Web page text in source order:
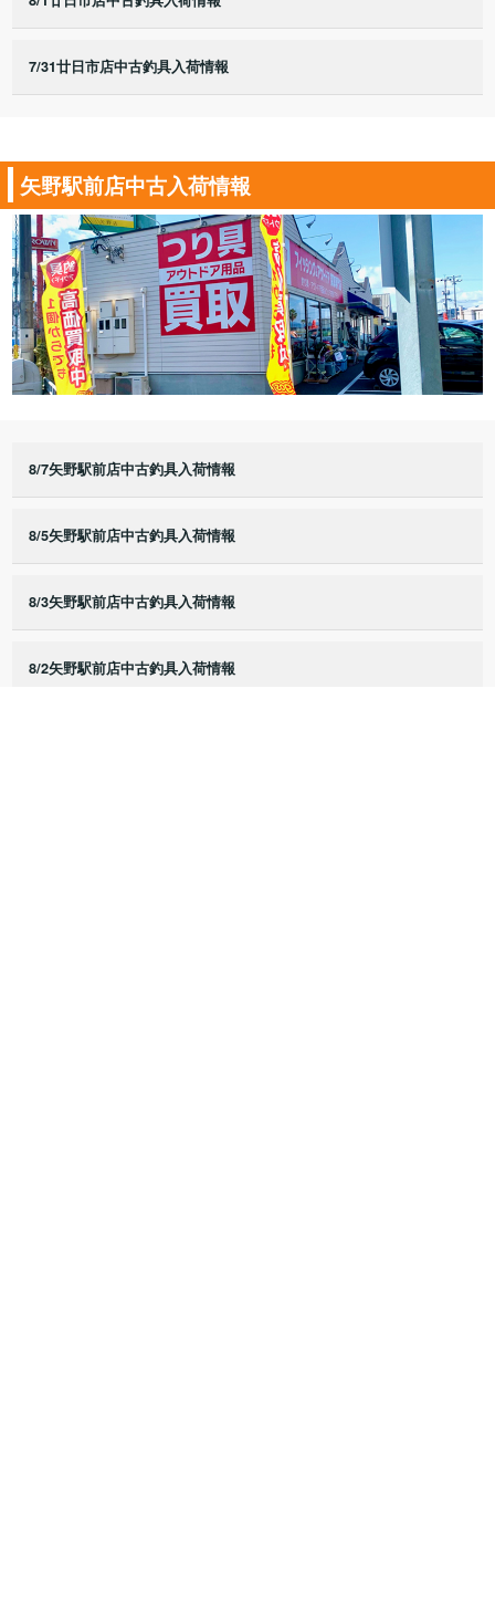
7/31廿日市店中古釣具入荷情報
矢野駅前店中古入荷情報
8/7矢野駅前店中古釣具入荷情報
8/5矢野駅前店中古釣具入荷情報
8/3矢野駅前店中古釣具入荷情報
8/2矢野駅前店中古釣具入荷情報